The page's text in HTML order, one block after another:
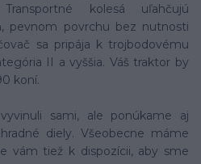
kolesá uľahčujú
pevnom povrchu bez nutnosti
sa pripája k trojbodovému
II a vyššia. Váš traktor by
koní.
sami, ale ponúkame aj
diely. Všeobecne máme
vám tiež k dispozícii, aby sme